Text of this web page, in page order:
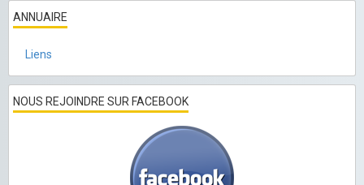
ANNUAIRE
Liens
NOUS REJOINDRE SUR FACEBOOK